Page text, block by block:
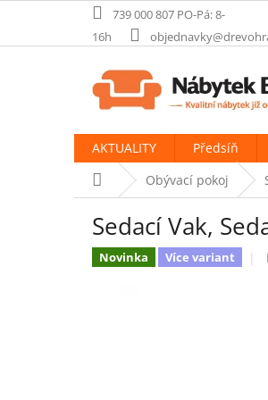
obsah
739 000 807 PO-Pá: 8-
16h
AKTUALITY Předsíň
Domů Obývací pokoj
Sedací Vak,
Novinka Více variant